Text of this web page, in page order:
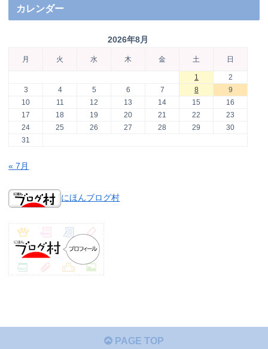
カレンダー
2026年8月
月 火 水 木 金 土 日
1
2
3
4 5 6 7 8
9
10
11 12 13 14 15
16
17
18 19 20 21 22
23
24
25 26 27 28 29
30
31
« 7月
にほんブログ村
PAGE TOP